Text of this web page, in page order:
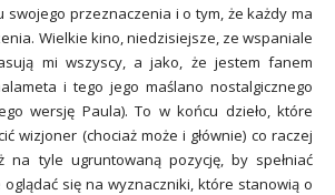
swojego przeznaczenia i o tym, że każdy ma
Wielkie kino, niedzisiejsze, ze wspaniale
mi wszyscy, a jako, że jestem fanem
i tego jego maślano nostalgicznego
wersję Paula). To w końcu dzieło, które
wizjoner (chociaż może i głównie) co raczej
na tyle ugruntowaną pozycję, by spełniać
się na wyznaczniki, które stanowią o